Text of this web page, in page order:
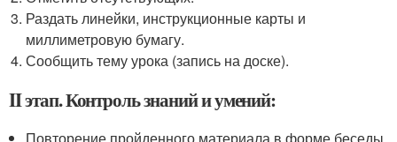
Раздать линейки, инструкционные карты и
миллиметровую бумагу.
Сообщить тему урока (запись на доске).
II этап. Контроль знаний и умений:
Повторение пройденного материала в форме беседы